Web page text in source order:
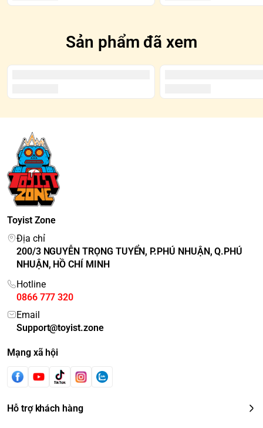
Sản phẩm đã xem
Toyist Zone
Địa chỉ
200/3 NGUYỄN TRỌNG TUYỂN, P.PHÚ NHUẬN, Q.PHÚ
NHUẬN, HỒ CHÍ MINH
Hotline
0866 777 320
Email
Support@toyist.zone
Mạng xã hội
Hỗ trợ khách hàng